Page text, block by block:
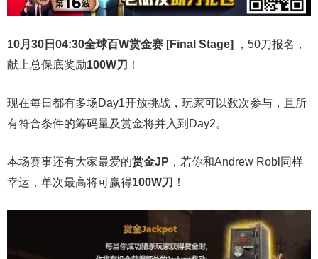
10月30日04:30全球百W赏金赛 [Final Stage]
，50刀报名，
献上总保底奖励100W刀 ！
现在每日都有多场Day1开放挑战，玩家可以数次参与，且所
有符合条件的筹码量及赏金将并入到Day2。
本场赛事还有大家最爱的赏金JP ，若你和Andrew Robl同样
幸运，单次最高将可赢得100W刀 ！